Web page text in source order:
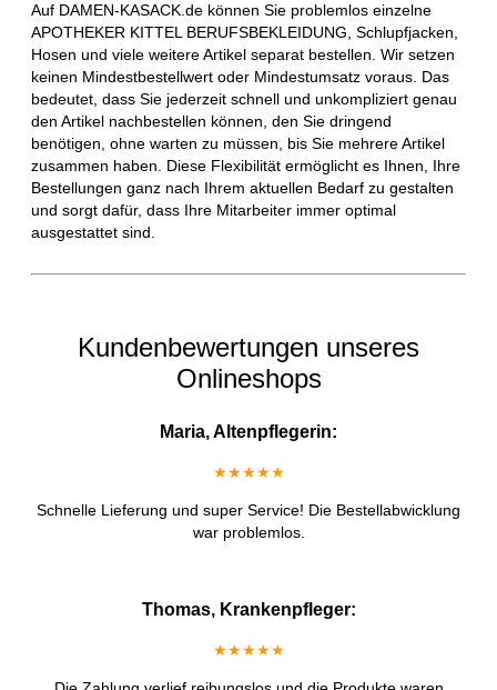
Auf DAMEN-KASACK.de können Sie problemlos einzelne
APOTHEKER KITTEL BERUFSBEKLEIDUNG, Schlupfjacken,
Hosen und viele weitere Artikel separat bestellen. Wir setzen
keinen Mindestbestellwert oder Mindestumsatz voraus. Das
bedeutet, dass Sie jederzeit schnell und unkompliziert genau
den Artikel nachbestellen können, den Sie dringend
benötigen, ohne warten zu müssen, bis Sie mehrere Artikel
zusammen haben. Diese Flexibilität ermöglicht es Ihnen, Ihre
Bestellungen ganz nach Ihrem aktuellen Bedarf zu gestalten
und sorgt dafür, dass Ihre Mitarbeiter immer optimal
ausgestattet sind.
Kundenbewertungen unseres
Onlineshops
Maria, Altenpflegerin:
★★★★★
Schnelle Lieferung und super Service! Die Bestellabwicklung
war problemlos.
Thomas, Krankenpfleger:
★★★★★